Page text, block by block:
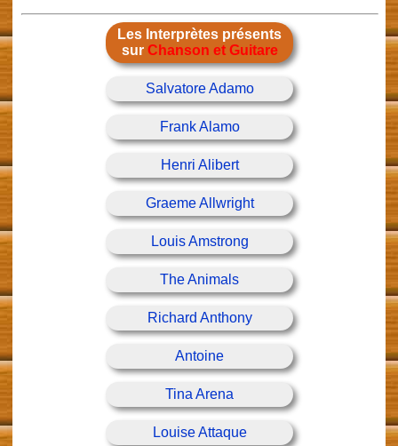
Les Interprètes présents
sur Chanson et Guitare
Salvatore Adamo
Frank Alamo
Henri Alibert
Graeme Allwright
Louis Amstrong
The Animals
Richard Anthony
Antoine
Tina Arena
Louise Attaque